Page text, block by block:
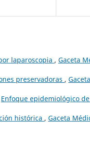
laparoscopia , Gaceta
preservadoras ,
Enfoque epidemiológico
histórica , Gaceta